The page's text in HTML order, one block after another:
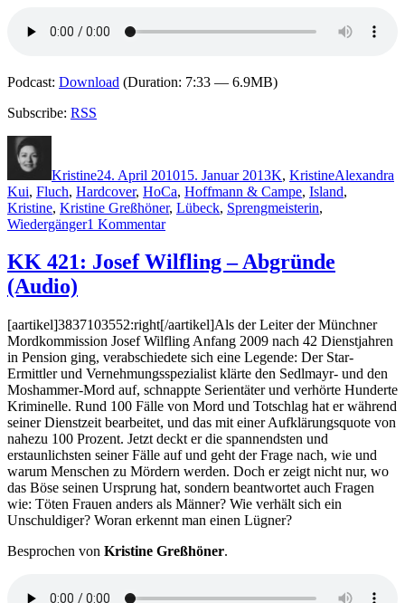
Podcast: Download (Duration: 7:33 — 6.9MB)
Subscribe: RSS
Kristine24. April 201015. Januar 2013K, KristineAlexandra
Kui, Fluch, Hardcover, HoCa, Hoffmann & Campe, Island,
Kristine, Kristine Greßhöner, Lübeck, Sprengmeisterin,
Wiedergänger1 Kommentarzu
423:
Alexandra
Wiedergänger
KK 421: Josef Wilfling – Abgründe
(Audio)
[aartikel]3837103552:right[/aartikel]Als der Leiter der Münchner
Mordkommission Josef Wilfling Anfang 2009 nach 42 Dienstjahren
in Pension ging, verabschiedete sich eine Legende: Der Star-
Ermittler und Vernehmungsspezialist klärte den Sedlmayr- und den
Moshammer-Mord auf, schnappte Serientäter und verhörte Hunderte
Kriminelle. Rund 100 Fälle von Mord und Totschlag hat er während
seiner Dienstzeit bearbeitet, und das mit einer Aufklärungsquote von
nahezu 100 Prozent. Jetzt deckt er die spannendsten und
erstaunlichsten seiner Fälle auf und geht der Frage nach, wie und
warum Menschen zu Mördern werden. Doch er zeigt nicht nur, wo
das Böse seinen Ursprung hat, sondern beantwortet auch Fragen
wie: Töten Frauen anders als Männer? Wie verhält sich ein
Unschuldiger? Woran erkennt man einen Lügner?
Besprochen von Kristine Greßhöner.